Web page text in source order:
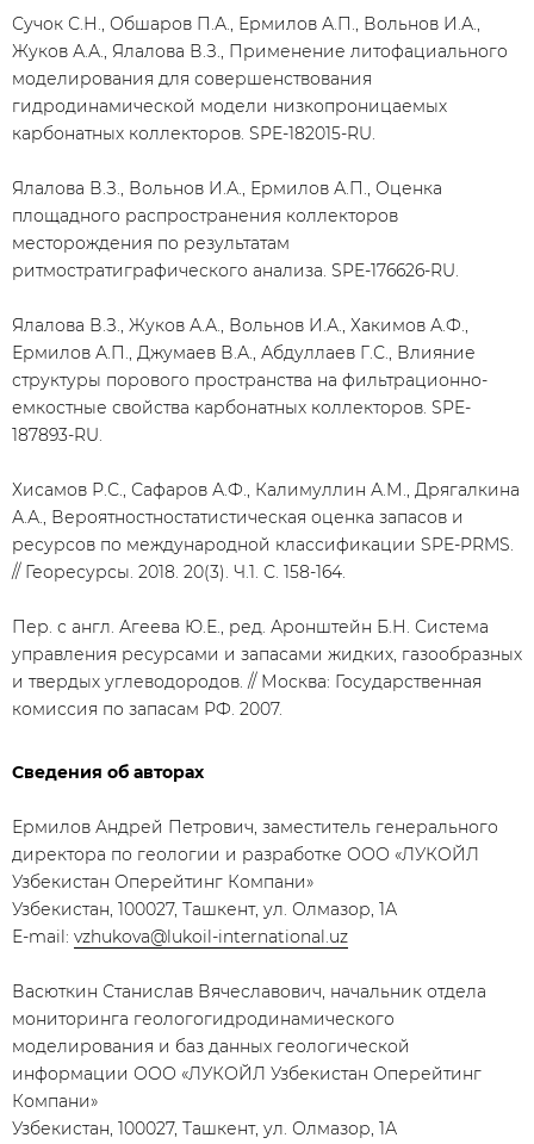
Сучок С.Н., Обшаров П.А., Ермилов А.П., Вольнов И.А.,
Жуков А.А., Ялалова В.З., Применение литофациального
моделирования для совершенствования
гидродинамической модели низкопроницаемых
карбонатных коллекторов. SPE-182015-RU.
Ялалова В.З., Вольнов И.А., Ермилов А.П., Оценка
площадного распространения коллекторов
месторождения по результатам
ритмостратиграфического анализа. SPE-176626-RU.
Ялалова В.З., Жуков А.А., Вольнов И.А., Хакимов А.Ф.,
Ермилов А.П., Джумаев В.А., Абдуллаев Г.С., Влияние
структуры порового пространства на фильтрационно-
емкостные свойства карбонатных коллекторов. SPE-
187893-RU.
Хисамов Р.С., Сафаров А.Ф., Калимуллин А.М., Дрягалкина
А.А., Вероятностностатистическая оценка запасов и
ресурсов по международной классификации SPE-PRMS.
// Георесурсы. 2018. 20(3). Ч.1. С. 158-164.
Пер. с англ. Агеева Ю.Е., ред. Аронштейн Б.Н. Система
управления ресурсами и запасами жидких, газообразных
и твердых углеводородов. // Москва: Государственная
комиссия по запасам РФ. 2007.
Сведения об авторах
Ермилов Андрей Петрович, заместитель генерального
директора по геологии и разработке ООО «ЛУКОЙЛ
Узбекистан Оперейтинг Компани»
Узбекистан, 100027, Ташкент, ул. Олмазор, 1А
Е-mail: vzhukova@lukoil-international.uz
Васюткин Станислав Вячеславович, начальник отдела
мониторинга геологогидродинамического
моделирования и баз данных геологической
информации ООО «ЛУКОЙЛ Узбекистан Оперейтинг
Компани»
Узбекистан, 100027, Ташкент, ул. Олмазор, 1А